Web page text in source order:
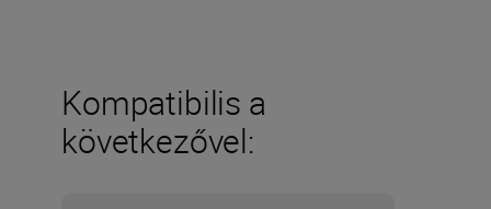
Kompatibilis a
következővel: